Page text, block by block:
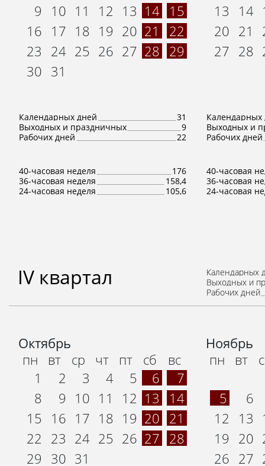
9
10 11 12 13 14 15
16 17 18 19 20 21
22
23 24 25 26 27 28 29
30 31
Календарных дней
31
Выходных и праздничных
9
Рабочих дней
22
40-часовая неделя
176
36-часовая неделя
158,4
24-часовая неделя
105,6
13
14
20 21
27 28
Календарных
Выходных и
Рабочих дней
40-часовая
36-часовая
24-часовая
IV квартал
Календарных
Выходных и
Рабочих дней
Октябрь
пн
вт ср чт пт сб
вс
1
2 3 4 5 6
7
8
9 10 11 12 13
14
15 16 17 18 19 20 21
22 23 24 25 26 27 28
29 30 31
Ноябрь
пн
вт
5
6
12
13
19 20
26 27